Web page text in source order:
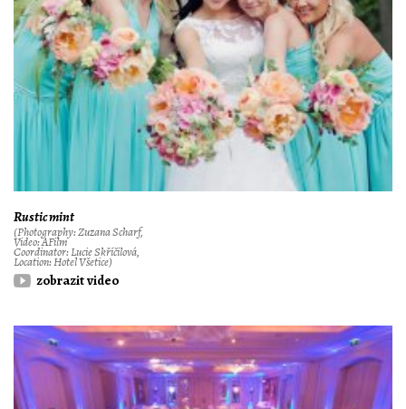
Rustic mint
(Photography: Zuzana Scharf,
Video: AFilm
Coordinator: Lucie Skříčilová,
Location: Hotel Všetice)
zobrazit video